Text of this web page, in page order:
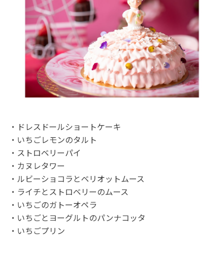
・ドレスドールショートケーキ
・いちごレモンのタルト
・ストロベリーパイ
・カヌレタワー
・ルビーショコラとベリオットムース
・ライチとストロベリーのムース
・いちごのガトーオペラ
・いちごとヨーグルトのパンナコッタ
・いちごプリン